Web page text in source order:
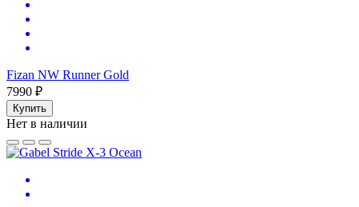
Fizan NW Runner Gold
7990 ₽
Купить
Нет в наличии